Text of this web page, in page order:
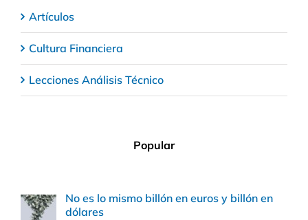
Artículos
Cultura Financiera
Lecciones Análisis Técnico
Popular
No es lo mismo billón en euros y billón en
dólares